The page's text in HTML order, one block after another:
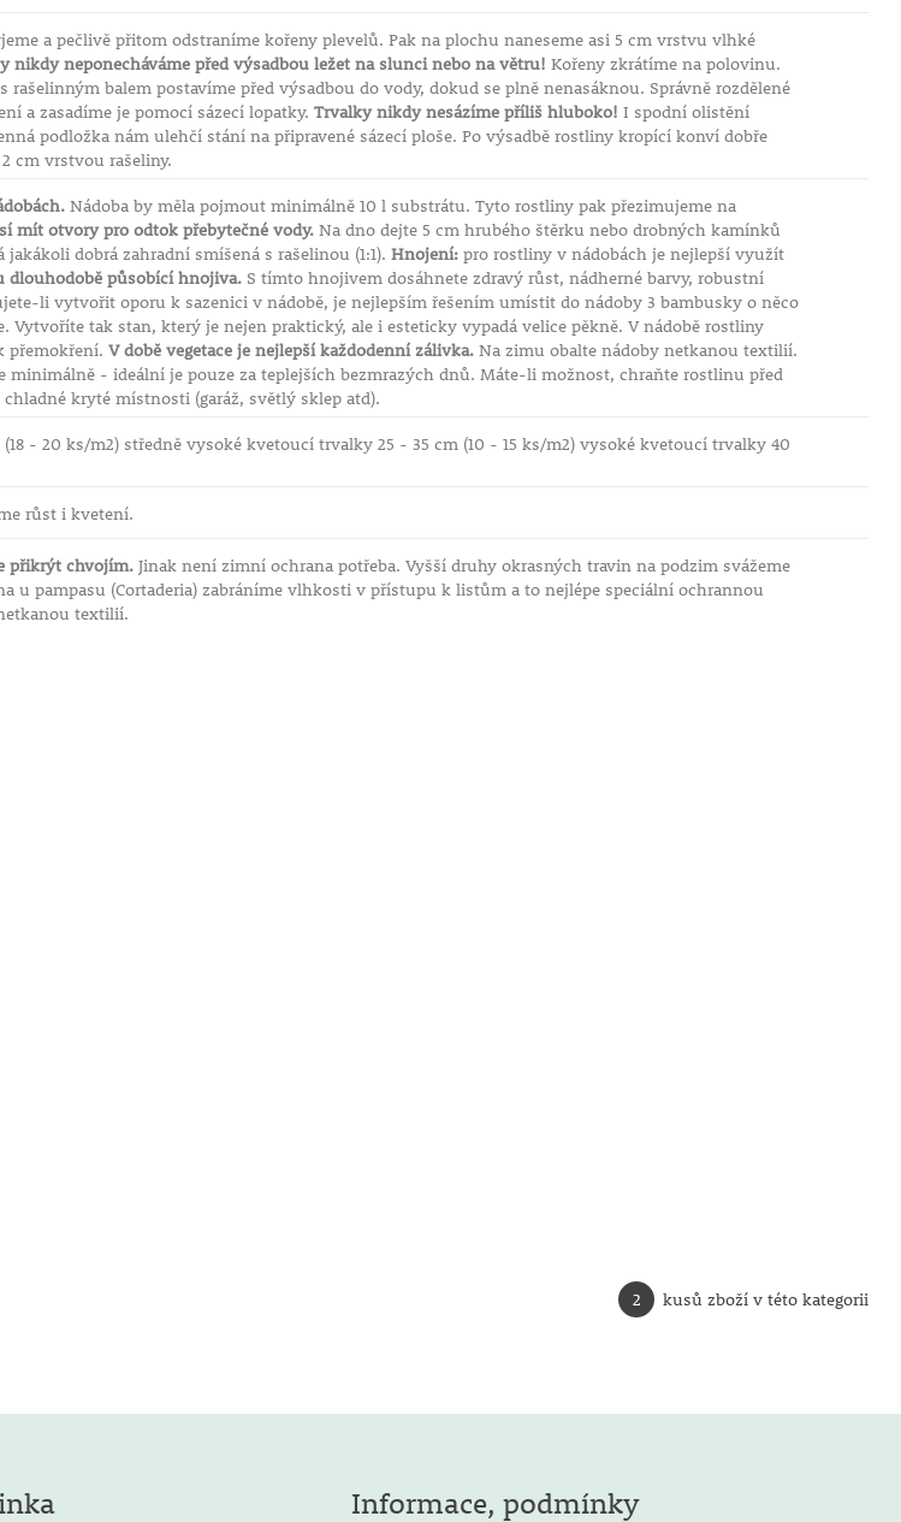
a pečlivě přitom odstraníme kořeny plevelů. Pak na plochu naneseme asi 5 cm vrstvu vlhké
nikdy neponecháváme před výsadbou ležet na slunci nebo na větru! Kořeny zkrátíme na polovinu.
balem postavíme před výsadbou do vody, dokud se plně nenasáknou. Správně rozdělené
a zasadíme je pomocí sázecí lopatky. Trvalky nikdy nesázíme příliš hluboko! I spodní olistění
podložka nám ulehčí stání na připravené sázecí ploše. Po výsadbě rostliny kropící konví dobře
cm vrstvou rašeliny.
Nádoba by měla pojmout minimálně 10 l substrátu. Tyto rostliny pak přezimujeme na
mít otvory pro odtok přebytečné vody.Na dno dejte 5 cm hrubého štěrku nebo drobných kamínků
dobrá zahradní smíšená s rašelinou (1:1). Hnojení:pro rostliny v nádobách je nejlepší využít
dlouhodobě působící hnojiva.S tímto hnojivem dosáhnete zdravý růst, nádherné barvy, robustní
li vytvořit oporu k sazenici v nádobě, je nejlepším řešením umístit do nádoby 3 bambusky o něco
Vytvoříte tak stan, který je nejen praktický, ale i esteticky vypadá velice pěkně. V nádobě rostliny
přemokření. V době vegetace je nejlepší každodenní zálivka.Na zimu obalte nádoby netkanou textilií.
- ideální je pouze za teplejších bezmrazých dnů. Máte-li možnost, chraňte rostlinu před
kryté místnosti (garáž, světlý sklep atd).
- 20 ks/m2) středně vysoké kvetoucí trvalky 25 - 35 cm (10 - 15 ks/m2) vysoké kvetoucí trvalky 40
růst i kvetení.
přikrýt chvojím.Jinak není zimní ochrana potřeba. Vyšší druhy okrasných travin na podzim svážeme
u pampasu (Cortaderia) zabráníme vlhkosti v přístupu k listům a to nejlépe speciální ochrannou
textilií.
2 kusů zboží v této kategorii
Informace, podmínky